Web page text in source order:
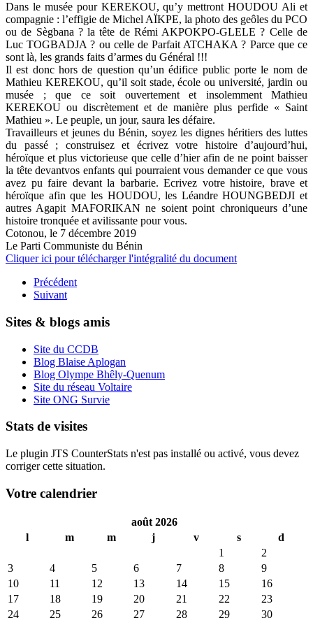
Dans le musée pour KEREKOU, qu’y mettront HOUDOU Ali et
compagnie : l’effigie de Michel AÏKPE, la photo des geôles du PCO
ou de Sègbana ? la tête de Rémi AKPOKPO-GLELE ? Celle de
Luc TOGBADJA ? ou celle de Parfait ATCHAKA ? Parce que ce
sont là, les grands faits d’armes du Général !!!
Il est donc hors de question qu’un édifice public porte le nom de
Mathieu KEREKOU, qu’il soit stade, école ou université, jardin ou
musée ; que ce soit ouvertement et insolemment Mathieu
KEREKOU ou discrètement et de manière plus perfide « Saint
Mathieu ». Le peuple, un jour, saura les défaire.
Travailleurs et jeunes du Bénin, soyez les dignes héritiers des luttes
du passé ; construisez et écrivez votre histoire d’aujourd’hui,
héroïque et plus victorieuse que celle d’hier afin de ne point baisser
la tête devantvos enfants qui pourraient vous demander ce que vous
avez pu faire devant la barbarie. Ecrivez votre histoire, brave et
héroïque afin que les HOUDOU, les Léandre HOUNGBEDJI et
autres Agapit MAFORIKAN ne soient point chroniqueurs d’une
histoire tronquée et avilissante pour vous.
Cotonou, le 7 décembre 2019
Le Parti Communiste du Bénin
Cliquer ici pour télécharger l'intégralité du document
Précédent
Suivant
Sites & blogs amis
Site du CCDB
Blog Blaise Aplogan
Blog Olympe Bhêly-Quenum
Site du réseau Voltaire
Site ONG Survie
Stats de visites
Le plugin JTS CounterStats n'est pas installé ou activé, vous devez
corriger cette situation.
Votre calendrier
août 2026
l
m m j v s
d
1
2
3
4 5 6 7 8
9
10
11 12 13 14 15
16
17
18 19 20 21 22
23
24
25 26 27 28 29
30